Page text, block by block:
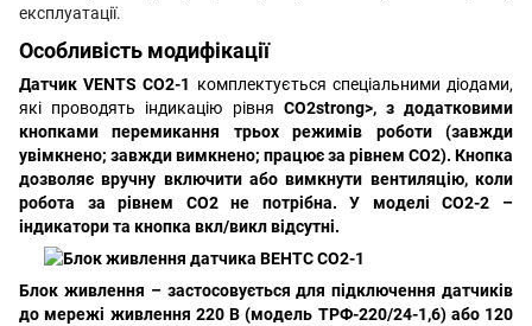
експлуатації.
Особливість модифікації
Датчик VENTS СО2-1 комплектується спеціальними діодами,
які проводять індикацію рівня СО2strong>, з додатковими
кнопками перемикання трьох режимів роботи (завжди
увімкнено; завжди вимкнено; працює за рівнем СО2). Кнопка
дозволяє вручну включити або вимкнути вентиляцію, коли
робота за рівнем СО2 не потрібна. У моделіCO2-2 –
індикатори та кнопка вкл/викл відсутні.
Блок живлення – застосовується для підключення датчиків
до мережі живлення 220 В (модель ТРФ-220/24-1,6) або 120